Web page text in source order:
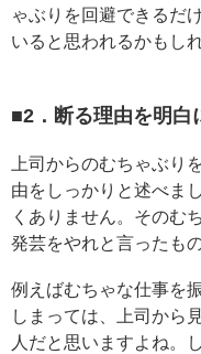
ゃぶりを回避できるだ
いると思われるかもし
■2．断る理由を明白
上司からのむちゃぶり
由をしっかりと述べま
くありません。そのむ
発芸をやれと言ったも
例えばむちゃな仕事を
しまっては、上司から
人だと思いますよね。